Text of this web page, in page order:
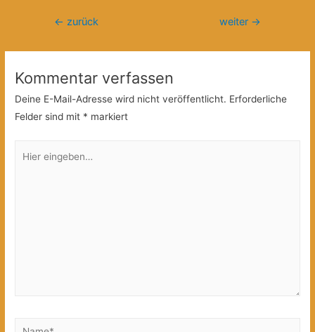
Beitragsnavigation
← zurück weiter →
Kommentar verfassen
Deine E-Mail-Adresse wird nicht veröffentlicht. Erforderliche
Felder sind mit * markiert
eingeben…
Name*